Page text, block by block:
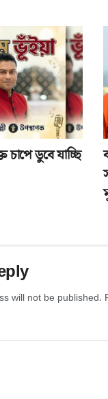
চাপে ডুবে যাচ্ছি
will not be published.